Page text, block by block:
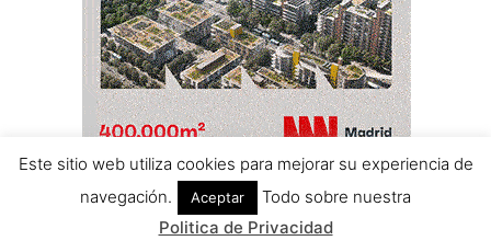
Este sitio web utiliza cookies para mejorar su experiencia de
navegación.
Aceptar
Todo sobre nuestra
Politica de Privacidad